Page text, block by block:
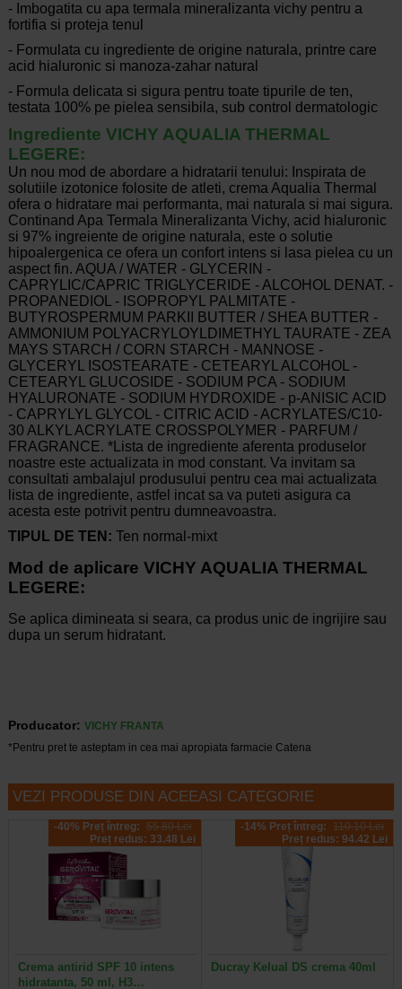
- Imbogatita cu apa termala mineralizanta vichy pentru a
fortifia si proteja tenul
- Formulata cu ingrediente de origine naturala, printre care
acid hialuronic si manoza-zahar natural
- Formula delicata si sigura pentru toate tipurile de ten,
testata 100% pe pielea sensibila, sub control dermatologic
Ingrediente VICHY AQUALIA THERMAL
LEGERE:
Un nou mod de abordare a hidratarii tenului: Inspirata de
solutiile izotonice folosite de atleti, crema Aqualia Thermal
ofera o hidratare mai performanta, mai naturala si mai sigura.
Continand Apa Termala Mineralizanta Vichy, acid hialuronic
si 97% ingreiente de origine naturala, este o solutie
hipoalergenica ce ofera un confort intens si lasa pielea cu un
aspect fin. AQUA / WATER - GLYCERIN -
CAPRYLIC/CAPRIC TRIGLYCERIDE - ALCOHOL DENAT. -
PROPANEDIOL - ISOPROPYL PALMITATE -
BUTYROSPERMUM PARKII BUTTER / SHEA BUTTER -
AMMONIUM POLYACRYLOYLDIMETHYL TAURATE - ZEA
MAYS STARCH / CORN STARCH - MANNOSE -
GLYCERYL ISOSTEARATE - CETEARYL ALCOHOL -
CETEARYL GLUCOSIDE - SODIUM PCA - SODIUM
HYALURONATE - SODIUM HYDROXIDE - p-ANISIC ACID
- CAPRYLYL GLYCOL - CITRIC ACID - ACRYLATES/C10-
30 ALKYL ACRYLATE CROSSPOLYMER - PARFUM /
FRAGRANCE. *Lista de ingrediente aferenta produselor
noastre este actualizata in mod constant. Va invitam sa
consultati ambalajul produsului pentru cea mai actualizata
lista de ingrediente, astfel incat sa va puteti asigura ca
acesta este potrivit pentru dumneavoastra.
TIPUL DE TEN: Ten normal-mixt
Mod de aplicare VICHY AQUALIA THERMAL
LEGERE:
Se aplica dimineata si seara, ca produs unic de ingrijire sau
dupa un serum hidratant.
Producator: VICHY FRANTA
*Pentru pret te asteptam in cea mai apropiata farmacie Catena
VEZI PRODUSE DIN ACEEASI CATEGORIE
-40% Preț întreg: 55.80 Lei
Preț redus: 33.48 Lei
Crema antirid SPF 10 intens
hidratanta, 50 ml, H3…
-14% Preț întreg: 110.10 Lei
Preț redus: 94.42 Lei
Ducray Kelual DS crema 40ml